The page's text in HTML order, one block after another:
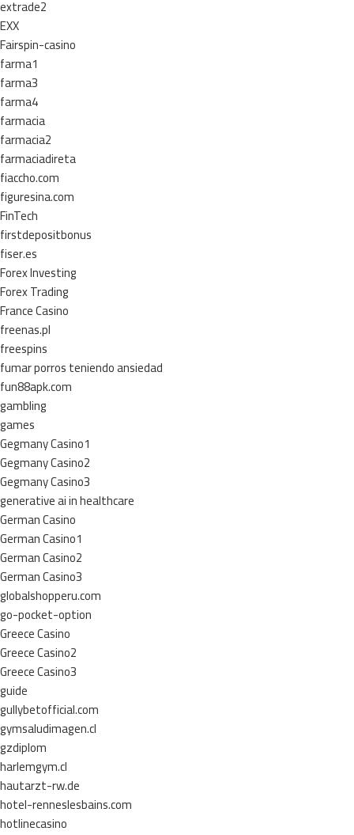
extrade2
EXX
Fairspin-casino
farma1
farma3
farma4
farmacia
farmacia2
farmaciadireta
fiaccho.com
figuresina.com
FinTech
firstdepositbonus
fiser.es
Forex Investing
Forex Trading
France Casino
freenas.pl
freespins
fumar porros teniendo ansiedad
fun88apk.com
gambling
games
Gegmany Casino1
Gegmany Casino2
Gegmany Casino3
generative ai in healthcare
German Casino
German Casino1
German Casino2
German Casino3
globalshopperu.com
go-pocket-option
Greece Casino
Greece Casino2
Greece Casino3
guide
gullybetofficial.com
gymsaludimagen.cl
gzdiplom
harlemgym.cl
hautarzt-rw.de
hotel-renneslesbains.com
hotlinecasino